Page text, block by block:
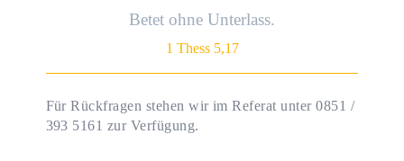
Betet ohne Unterlass.
1 Thess 5,17
Für Rückfragen stehen wir im Referat unter 0851 /
393 5161 zur Verfügung.